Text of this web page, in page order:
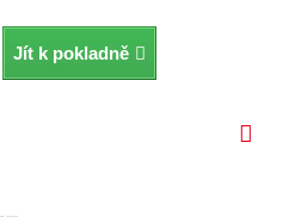
Jít k pokladně